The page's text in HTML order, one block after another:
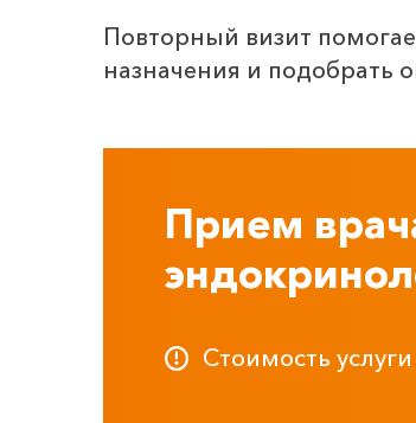
Повторный визит
назначения и подобрать
Прием
Стоимость услуги